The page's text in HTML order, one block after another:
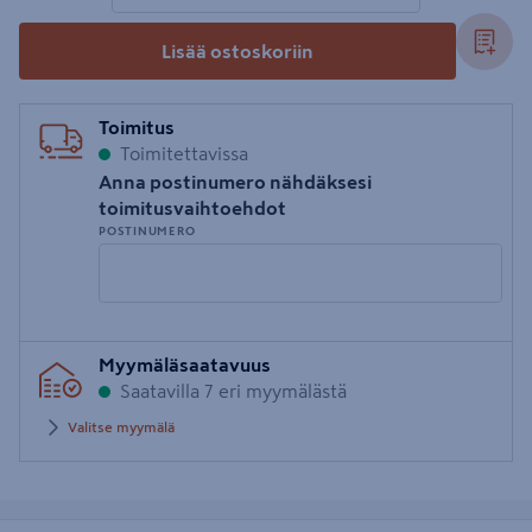
Lisää ostoskoriin
Toimitus
Toimitettavissa
Anna postinumero nähdäksesi
toimitusvaihtoehdot
POSTINUMERO
postinumero
Myymäläsaatavuus
Saatavilla 7 eri myymälästä
Valitse myymälä